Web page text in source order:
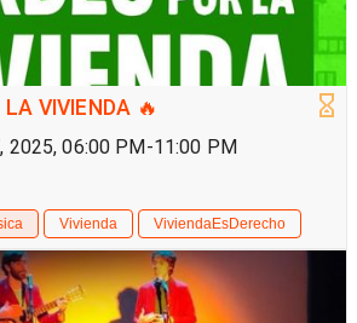
LA VIVIENDA 🔥
2025, 06:00 PM-11:00 PM
Vivienda ViviendaEsDerecho